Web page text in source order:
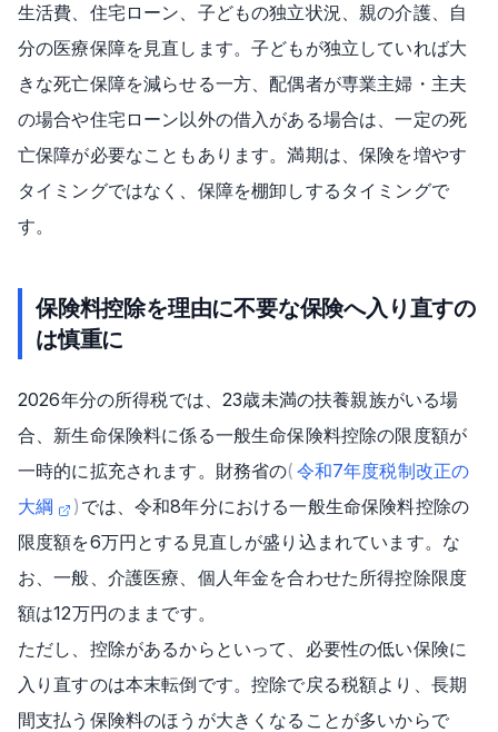
生活費、住宅ローン、子どもの独立状況、親の介護、自
分の医療保障を見直します。子どもが独立していれば大
きな死亡保障を減らせる一方、配偶者が専業主婦・主夫
の場合や住宅ローン以外の借入がある場合は、一定の死
亡保障が必要なこともあります。満期は、保険を増やす
タイミングではなく、保障を棚卸しするタイミングで
す。
保険料控除を理由に不要な保険へ入り直すの
は慎重に
2026年分の所得税では、23歳未満の扶養親族がいる場
合、新生命保険料に係る一般生命保険料控除の限度額が
一時的に拡充されます。財務省の( 令和7年度税制改正の
大綱
) では、令和8年分における一般生命保険料控除の
限度額を6万円とする見直しが盛り込まれています。な
お、一般、介護医療、個人年金を合わせた所得控除限度
額は12万円のままです。
ただし、控除があるからといって、必要性の低い保険に
入り直すのは本末転倒です。控除で戻る税額より、長期
間支払う保険料のほうが大きくなることが多いからで